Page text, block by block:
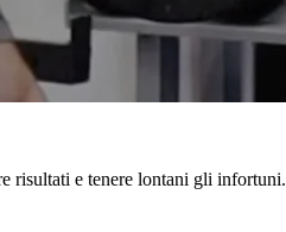
risultati e tenere lontani gli infortuni.